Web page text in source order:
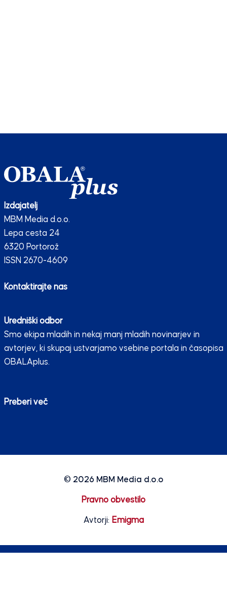
Izdajatelj
MBM Media d.o.o.
Lepa cesta 24
6320 Portorož
ISSN 2670-4609
Kontaktirajte nas
Uredniški odbor
Smo ekipa mladih in nekaj manj mladih novinarjev in
avtorjev, ki skupaj ustvarjamo vsebine portala in časopisa
OBALAplus.
Preberi več
© 2026 MBM Media d.o.o
Pravno obvestilo
Avtorji: Emigma